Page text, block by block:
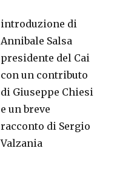
introduzione di
Annibale Salsa
presidente del Cai
con un contributo
di Giuseppe Chiesi
e un breve
racconto di Sergio
Valzania